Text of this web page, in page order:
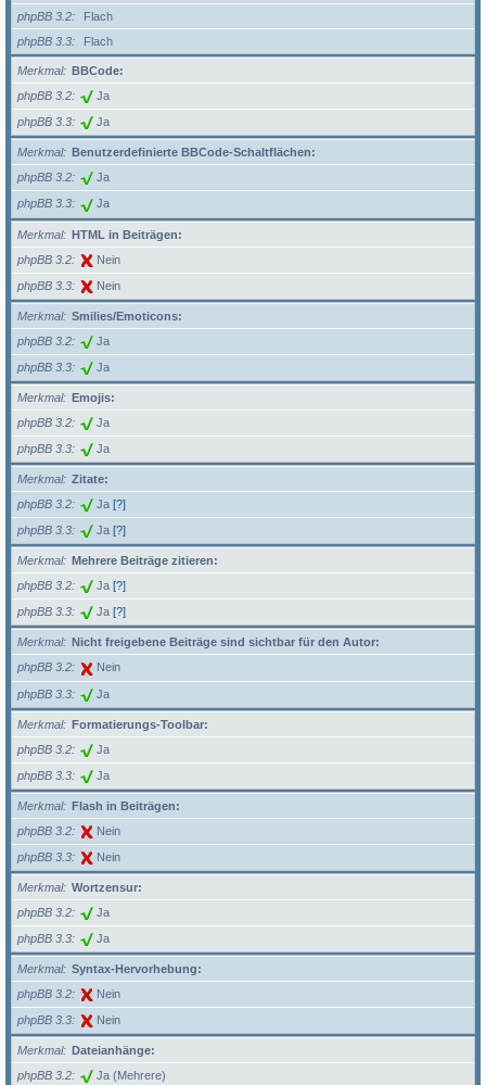
phpBB 3.2
Flach
phpBB 3.3
Flach
Merkmal
BBCode:
phpBB 3.2
Ja
phpBB 3.3 Ja
Merkmal
Benutzerdefinierte BBCode-Schaltflächen:
phpBB 3.2
Ja
phpBB 3.3 Ja
Merkmal
HTML in Beiträgen:
phpBB 3.2
Nein
phpBB 3.3 Nein
Merkmal
Smilies/Emoticons:
phpBB 3.2
Ja
phpBB 3.3 Ja
Merkmal
Emojis:
phpBB 3.2
Ja
phpBB 3.3 Ja
Merkmal
Zitate:
phpBB 3.2
Ja [?]
phpBB 3.3 Ja [?]
Merkmal
Mehrere Beiträge zitieren:
phpBB 3.2
Ja [?]
phpBB 3.3 Ja [?]
Merkmal
Nicht freigebene Beiträge sind sichtbar für den Autor:
phpBB 3.2
Nein
phpBB 3.3 Ja
Merkmal
Formatierungs-Toolbar:
phpBB 3.2
Ja
phpBB 3.3 Ja
Merkmal
Flash in Beiträgen:
phpBB 3.2
Nein
phpBB 3.3 Nein
Merkmal
Wortzensur:
phpBB 3.2
Ja
phpBB 3.3 Ja
Merkmal
Syntax-Hervorhebung:
phpBB 3.2
Nein
phpBB 3.3 Nein
Merkmal
Dateianhänge:
phpBB 3.2
Ja (Mehrere)